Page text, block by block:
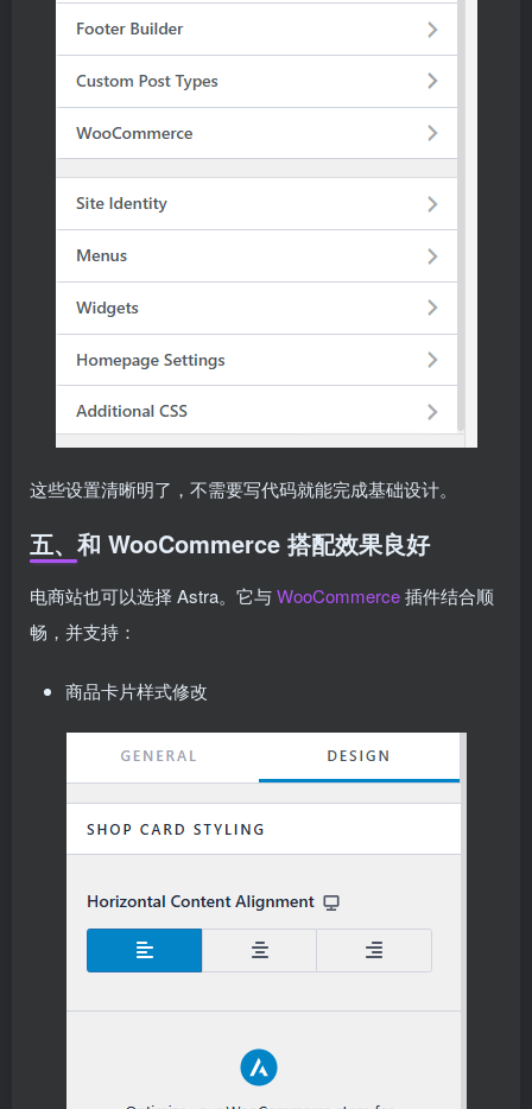
这些设置清晰明了，不需要写代码就能完成基础设计。
五、和 WooCommerce 搭配效果良好
电商站也可以选择 Astra。它与WooCommerce插件结合顺
畅，并支持：
商品卡片样式修改